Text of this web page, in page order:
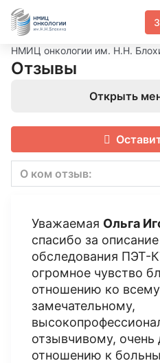
НМИЦ онкологии им. Н.Н.
Отзывы
Открыть
О ком отзыв:
Уважаемая Ольга
спасибо за
обследования ПЭТ-
огромное чувство
отношению ко
замечательному,
отзывчивому,
отношению к